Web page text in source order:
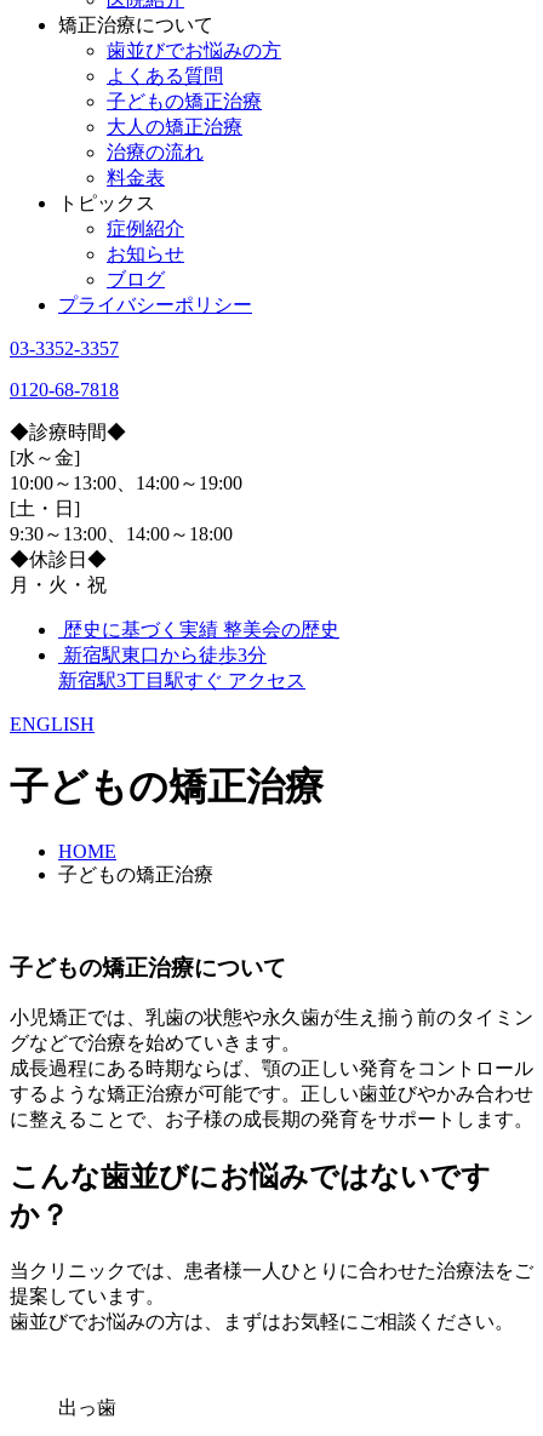
矯正治療について
歯並びでお悩みの方
よくある質問
子どもの矯正治療
大人の矯正治療
治療の流れ
料金表
トピックス
症例紹介
お知らせ
ブログ
プライバシーポリシー
03-3352-3357
0120-68-7818
◆診療時間◆
[水～金]
10:00～13:00、14:00～19:00
[土・日]
9:30～13:00、14:00～18:00
◆休診日◆
月・火・祝
歴史に基づく実績 整美会の歴史
新宿駅東口から徒歩3分
新宿駅3丁目駅すぐ アクセス
ENGLISH
子どもの矯正治療
HOME
子どもの矯正治療
子どもの矯正治療について
小児矯正では、乳歯の状態や永久歯が生え揃う前のタイミン
グなどで治療を始めていきます。
成長過程にある時期ならば、顎の正しい発育をコントロール
するような矯正治療が可能です。正しい歯並びやかみ合わせ
に整えることで、お子様の成長期の発育をサポートします。
こんな歯並びにお悩みではないです
か？
当クリニックでは、患者様一人ひとりに合わせた治療法をご
提案しています。
歯並びでお悩みの方は、まずはお気軽にご相談ください。
出っ歯